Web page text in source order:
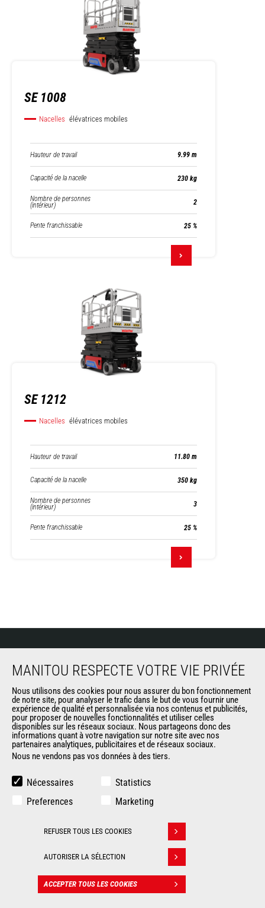
SE 1008
Nacelles élévatrices mobiles
Hauteur de travail 9.99 m
Capacité de la nacelle 230 kg
Nombre de personnes
(intérieur) 2
Pente franchissable 25 %
SE 1212
Nacelles élévatrices mobiles
Hauteur de travail 11.80 m
Capacité de la nacelle 350 kg
Nombre de personnes
(intérieur) 3
Pente franchissable 25 %
CHOISISSEZ VOTRE LANGUE
FR
Suivez-nous
Agriculture
Construction
CONTACT
MANITOU RESPECTE VOTRE VIE PRIVÉE
Nous utilisons des cookies pour nous assurer du bon fonctionnement
de notre site, pour analyser le trafic dans le but de vous fournir une
expérience de qualité et personnalisée via nos contenus et publicités,
pour proposer de nouvelles fonctionnalités et utiliser celles
disponibles sur les réseaux sociaux. Nous partageons donc des
informations quant à votre navigation sur notre site avec nos
partenaires analytiques, publicitaires et de réseaux sociaux.
Nous ne vendons pas vos données à des tiers.
Nécessaires
Statistics
Preferences
Marketing
REFUSER TOUS LES COOKIES
AUTORISER LA SÉLECTION
ACCEPTER TOUS LES COOKIES